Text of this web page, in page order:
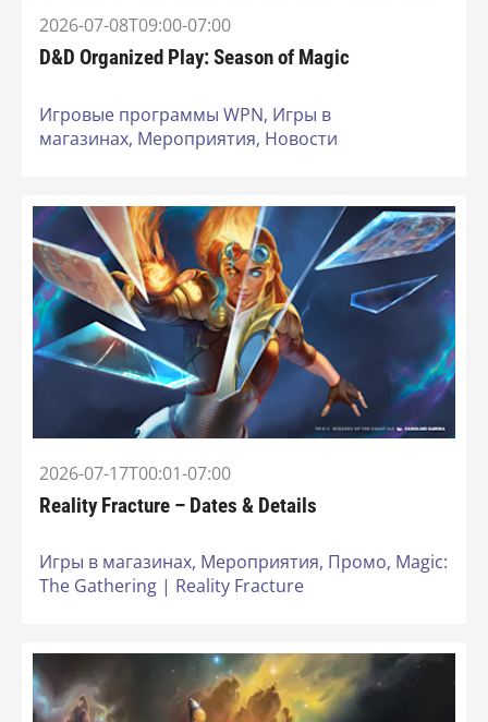
2026-07-08T09:00-07:00
D&D Organized Play: Season of Magic
Игровые программы WPN, Игры в
магазинах, Мероприятия, Новости
2026-07-17T00:01-07:00
Reality Fracture – Dates & Details
Игры в магазинах, Мероприятия, Промо, Magic:
The Gathering | Reality Fracture